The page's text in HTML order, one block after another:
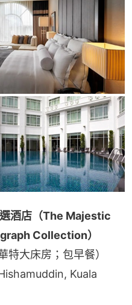
酒店（The Majestic
Collection）
大床房；包早餐）
Kuala